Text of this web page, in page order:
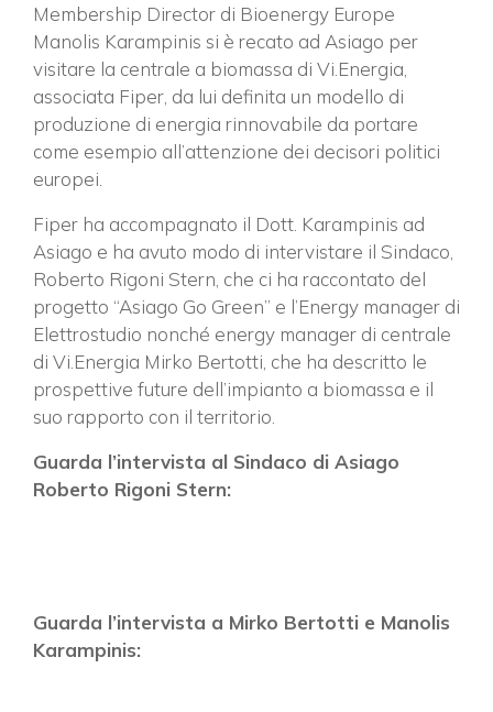
Membership Director di Bioenergy Europe
Manolis Karampinis si è recato ad Asiago per
visitare la centrale a biomassa di Vi.Energia,
associata Fiper, da lui definita un modello di
produzione di energia rinnovabile da portare
come esempio all’attenzione dei decisori politici
europei.
Fiper ha accompagnato il Dott. Karampinis ad
Asiago e ha avuto modo di intervistare il Sindaco,
Roberto Rigoni Stern, che ci ha raccontato del
progetto “Asiago Go Green” e l’Energy manager di
Elettrostudio nonché energy manager di centrale
di Vi.Energia Mirko Bertotti, che ha descritto le
prospettive future dell’impianto a biomassa e il
suo rapporto con il territorio.
Guarda l’intervista al Sindaco di Asiago
Roberto Rigoni Stern:
Guarda l’intervista a Mirko Bertotti e Manolis
Karampinis: